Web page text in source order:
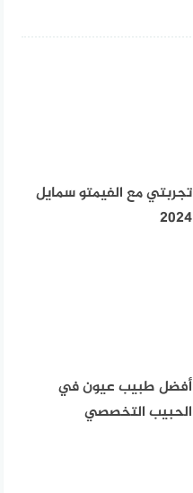
تجربتي مع الفيمتو سمايل
2024
أفضل طبيب عيون في
الحبيب التخصصي